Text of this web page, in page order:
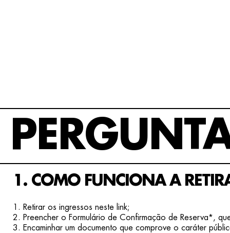
1. COMO FUNCIONA A
1. Retirar os ingressos neste link;
2. Preencher o Formulário de Confirmação de Reserva*,
3. Encaminhar um documento que comprove o caráter